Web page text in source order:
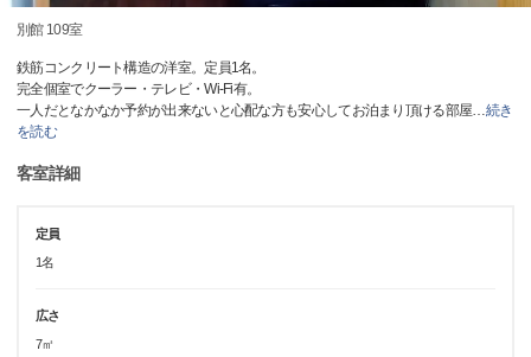
別館 109室
鉄筋コンクリート構造の洋室。定員1名。
完全個室でクーラー・テレビ・Wi-Fi有。
一人だとなかなか予約が出来ないと心配な方も安心してお泊まり頂ける部屋…続き
を読む
客室詳細
定員
1名
広さ
7㎡